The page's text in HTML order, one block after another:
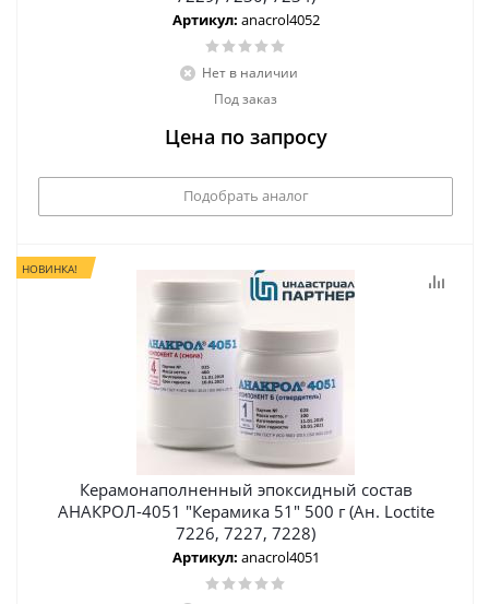
Артикул: anacrol4052
Нет в наличии
Под заказ
Цена по запросу
Подобрать аналог
НОВИНКА!
Керамонаполненный эпоксидный состав
АНАКРОЛ-4051 "Керамика 51" 500 г (Ан. Loctite
7226, 7227, 7228)
Артикул: anacrol4051